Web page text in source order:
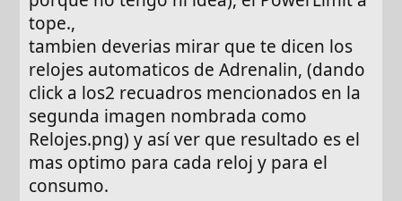
tope.,
tambien deverias mirar que te dicen los
relojes automaticos de Adrenalin, (dando
click a los2 recuadros mencionados en la
segunda imagen nombrada como
Relojes.png) y así ver que resultado es el
mas optimo para cada reloj y para el
consumo.